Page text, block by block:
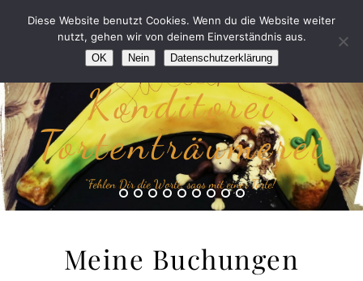
Konditorei
Tortenträumerei
“Fehlen Dir die Worte, sags mit einer Torte!”
Meine Buchungen
Diese Website benutzt Cookies. Wenn du die Website weiter
nutzt, gehen wir von deinem Einverständnis aus.
OK Nein Datenschutzerklärung